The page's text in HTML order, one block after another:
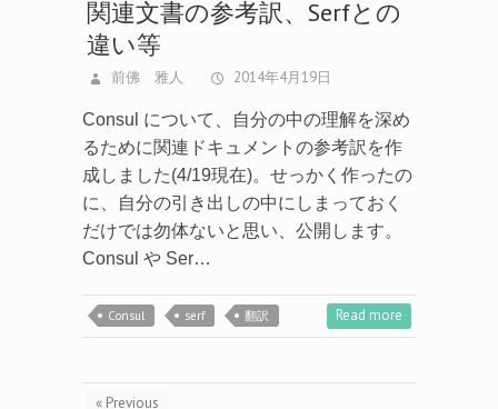
前佛 雅人 2014年4月19日
Consul について、自分の中の理解を深め
るために関連ドキュメントの参考訳を作
成しました(4/19現在)。せっかく作ったの
に、自分の引き出しの中にしまっておく
だけでは勿体ないと思い、公開します。
Consul や Ser…
Consul serf 翻訳 Read more
« Previous